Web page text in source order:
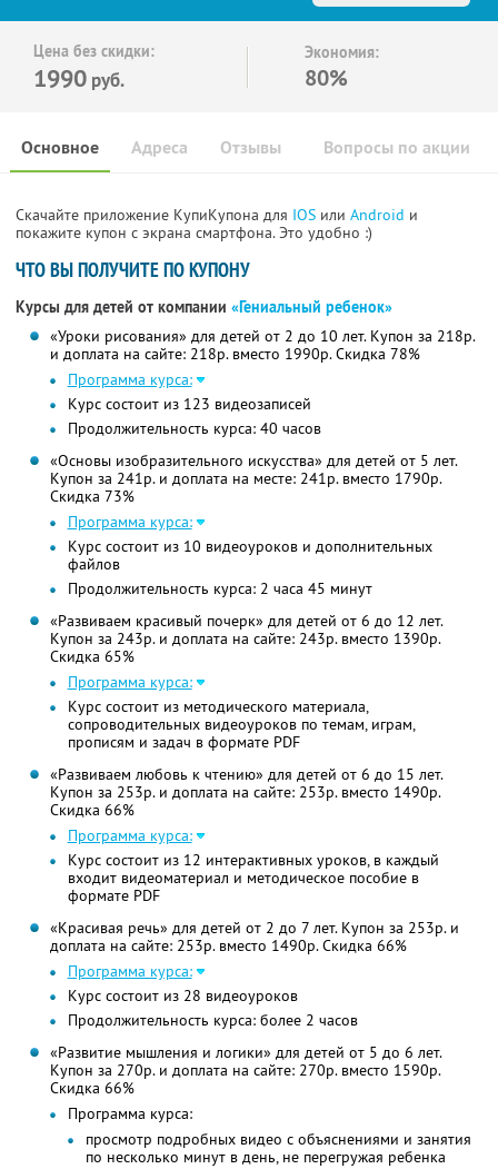
Цена без скидки:
1990 руб.
Экономия:
80%
Основное Отзывы Вопросы по акции
Адреса
Скачайте приложение КупиКупона для IOS или Android и
покажите купон с экрана смартфона. Это удобно :)
ЧТО ВЫ ПОЛУЧИТЕ ПО КУПОНУ
Курсы для детей от компании «Гениальный ребенок»
«Уроки рисования» для детей от 2 до 10 лет. Купон за 218р.
и доплата на сайте: 218р. вместо 1990р. Скидка 78%
Программа курса:
Курс состоит из 123 видеозаписей
Продолжительность курса: 40 часов
«Основы изобразительного искусства» для детей от 5 лет.
Купон за 241р. и доплата на месте: 241р. вместо 1790р.
Скидка 73%
Программа курса:
Курс состоит из 10 видеоуроков и дополнительных
файлов
Продолжительность курса: 2 часа 45 минут
«Развиваем красивый почерк» для детей от 6 до 12 лет.
Купон за 243р. и доплата на сайте: 243р. вместо 1390р.
Скидка 65%
Программа курса:
Курс состоит из методического материала,
сопроводительных видеоуроков по темам, играм,
прописям и задач в формате PDF
«Развиваем любовь к чтению» для детей от 6 до 15 лет.
Купон за 253р. и доплата на сайте: 253р. вместо 1490р.
Скидка 66%
Программа курса:
Курс состоит из 12 интерактивных уроков, в каждый
входит видеоматериал и методическое пособие в
формате PDF
«Красивая речь» для детей от 2 до 7 лет. Купон за 253р. и
доплата на сайте: 253р. вместо 1490р. Скидка 66%
Программа курса:
Курс состоит из 28 видеоуроков
Продолжительность курса: более 2 часов
«Развитие мышления и логики» для детей от 5 до 6 лет.
Купон за 270р. и доплата на сайте: 270р. вместо 1590р.
Скидка 66%
Программа курса:
просмотр подробных видео с объяснениями и занятия
по несколько минут в день, не перегружая ребенка